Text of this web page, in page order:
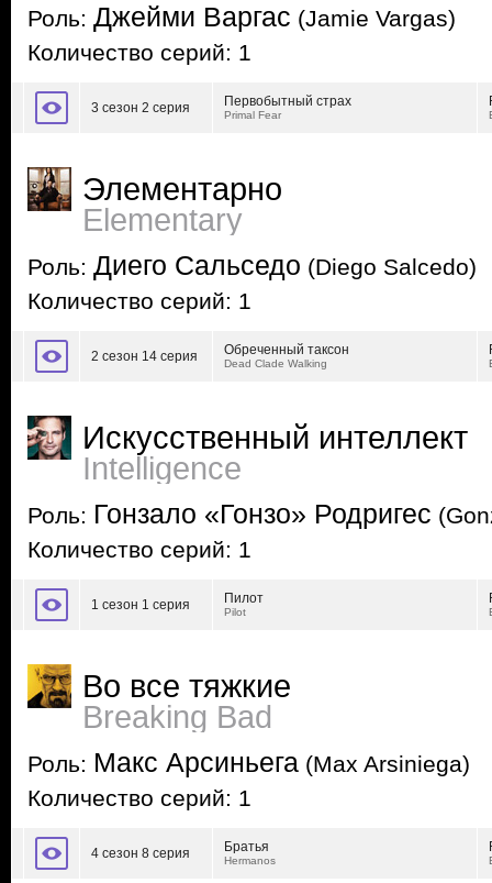
Роль: Джейми Варгас (Jamie Vargas)
Количество серий: 1
3 сезон 2 серия Первобытный страх
Primal Fear
Элементарно
Elementary
Роль: Диего Сальседо (Diego Salcedo)
Количество серий: 1
2 сезон 14 серия Обреченный таксон
Dead Clade Walking
Искусственный интеллект
Intelligence
Роль: Гонзало «Гонзо» Родригес
Количество серий: 1
1 сезон 1 серия Пилот
Pilot
Во все тяжкие
Breaking Bad
Роль: Макс Арсиньега (Max Arsiniega)
Количество серий: 1
4 сезон 8 серия Братья
Hermanos